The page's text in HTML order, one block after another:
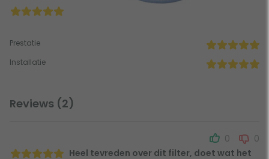
Prestatie
Installatie
Reviews (2)
Heel tevreden over dit filter, doet wat het
0 0